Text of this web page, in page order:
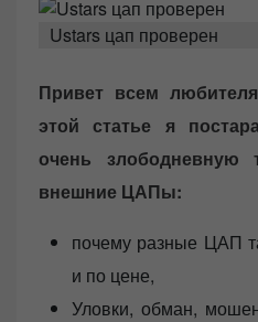
s
t
o
Ustars цап проверен
Привет всем
этой статье я
очень
внешние ЦАПы:
почему разные ЦАП
и по цене,
Уловки, обман,